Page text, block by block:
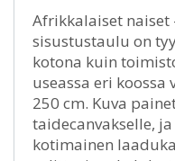
Afrikkalaiset naiset
sisustustaulu on
kotona kuin
useassa eri koossa
250 cm. Kuva
taidecanvakselle,
kotimainen